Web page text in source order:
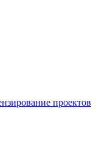
проектов